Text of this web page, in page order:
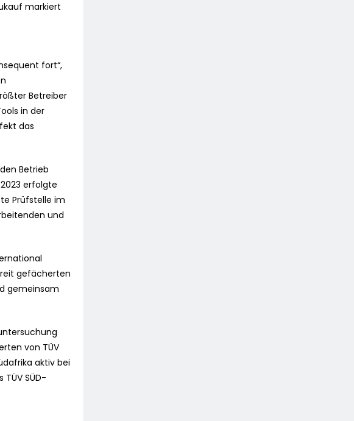
markiert
fort“,
Betreiber
in der
das
Betrieb
erfolgte
Prüfstelle im
und
gefächerten
gemeinsam
von TÜV
aktiv bei
SÜD-